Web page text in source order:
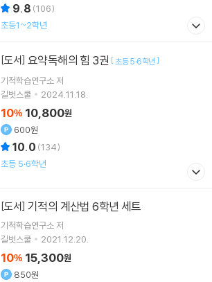
9.8 (106)
초등1~2학년
[도서] 요약독해의 힘 3권 [ 초등 5·6학년 ]
기적학습연구소 저
길벗스쿨
2024.11.18.
10% 10,800원
600원
10.0 (134)
초등 5·6학년
[도서] 기적의 계산법 6학년 세트
기적학습연구소 저
길벗스쿨
2021.12.20.
10% 15,300원
850원